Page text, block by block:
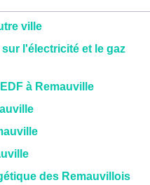
ville
l'électricité et le gaz
à Remauville
des Remauvillois